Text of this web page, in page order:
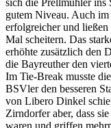
gutem Niveau. Auch
erfolgreicher und
Mal scheitern. Das
erhöhte zusätzlich den
die Bayreuther den
Im Tie-Break musste
BSVler den besseren
von Libero Dinkel
Zirndorfer aber, dass
waren und griffen